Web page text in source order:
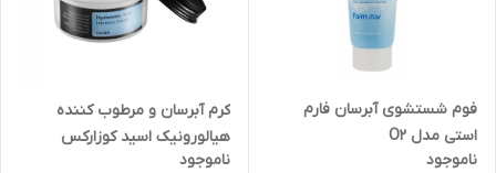
فوم شستشوی آبرسان فارم
استی مدل O2
ناموجود
کرم آبرسان و مرطوب کننده
هیالورونیک اسید کوزارکس
ناموجود